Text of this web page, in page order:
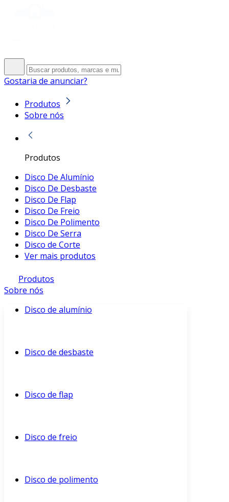
Gostaria de anunciar?
Produtos
Sobre nós
Produtos
Disco De Alumínio
Disco De Desbaste
Disco De Flap
Disco De Freio
Disco De Polimento
Disco De Serra
Disco de Corte
Ver mais produtos
Produtos
Sobre nós
Disco de alumínio
Disco de desbaste
Disco de flap
Disco de freio
Disco de polimento